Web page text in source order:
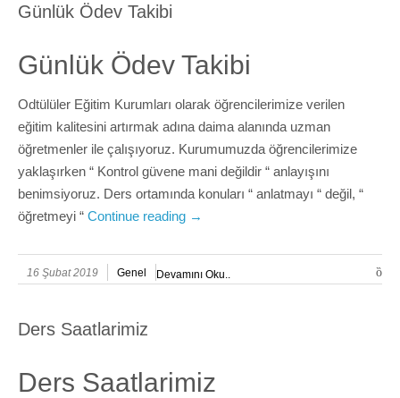
Günlük Ödev Takibi
Günlük Ödev Takibi
Odtülüler Eğitim Kurumları olarak öğrencilerimize verilen
eğitim kalitesini artırmak adına daima alanında uzman
öğretmenler ile çalışıyoruz. Kurumumuzda öğrencilerimize
yaklaşırken “ Kontrol güvene mani değildir “ anlayışını
benimsiyoruz. Ders ortamında konuları “ anlatmayı “ değil, “
öğretmeyi “ Continue reading →
16 Şubat 2019 Genel Devamını Oku..
Ders Saatlarimiz
Ders Saatlarimiz